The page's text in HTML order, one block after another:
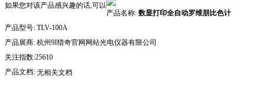
如果您对该产品感兴趣的话,可以
产品名称: 数显打印全自动罗维朋比色计
产品型号: TLV-100A
产品展商: 杭州9I猎奇官网网站光电仪器有限公司
关注指数:25610
产品文档: 无相关文档